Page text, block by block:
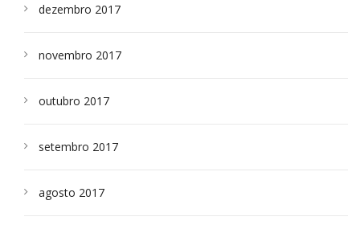
dezembro 2017
novembro 2017
outubro 2017
setembro 2017
agosto 2017